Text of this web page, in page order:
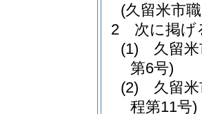
(久留米市
2
次に掲げ
(1)
久留
第6号)
(2)
久留
程第11号)